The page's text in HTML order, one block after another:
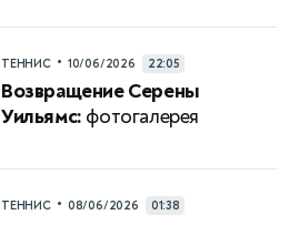
ТЕННИС • 10/06/2026 22:05
Возвращение Серены
Уильямс: фотогалерея
ТЕННИС • 08/06/2026 01:38